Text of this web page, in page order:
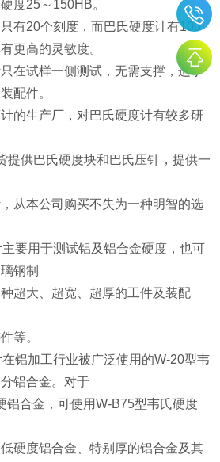
度25～150HB。
有20个刻度，而巴氏硬度计有100
更高的灵敏度。
在试样一侧测试，无需支撑，适于
配件。
的生产厂，对巴氏硬度计有较多研
提供巴氏硬度块和巴氏压针，提供一
从本公司购买不失为一种明智的选
要用于测试铝及铝合金硬度，也可
钢制
超大、超宽、超厚的工件及装配
等。
铝加工行业被广泛使用的W-20型韦
铝合金。对于
铝合金，可使用W-B75型韦氏硬度
硬度铝合金、特别厚的铝合金及其